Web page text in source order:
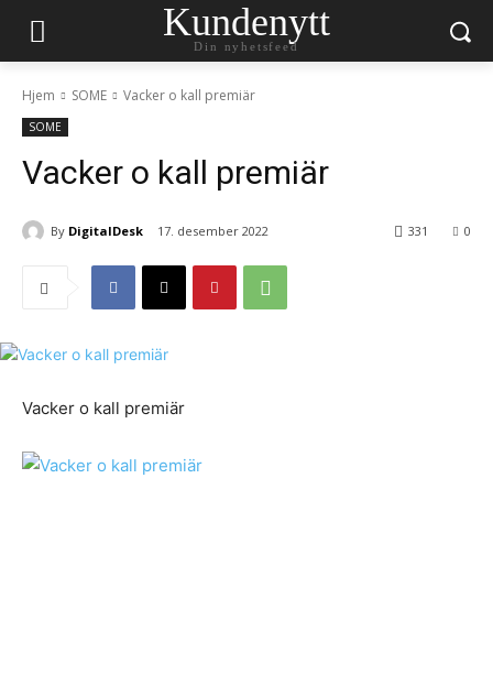
Kundenytt
Din nyhetsfeed
Hjem SOME Vacker o kall premiär
SOME
Vacker o kall premiär
By DigitalDesk 17. desember 2022 0
331
Vacker o kall premiär